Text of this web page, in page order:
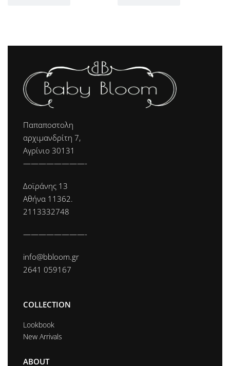
Παπαποστολη
αρχιμανδρίτη 7,
Αγρίνιο 30131
————————-
Δοϊράνης 13
Αθήνα 11362.
2113332748
————————-
info@bbloom.gr
2641 059167
COLLECTION
Lookbook
New Arrivals
ABOUT